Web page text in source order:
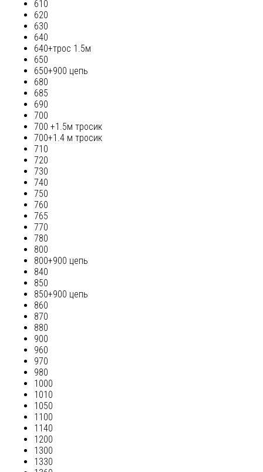
610
620
630
640
640+трос 1.5м
650
650+900 цепь
680
685
690
700
700 +1.5м тросик
700+1.4 м тросик
710
720
730
740
750
760
765
770
780
800
800+900 цепь
840
850
850+900 цепь
860
870
880
900
960
970
980
1000
1010
1050
1100
1140
1200
1300
1330